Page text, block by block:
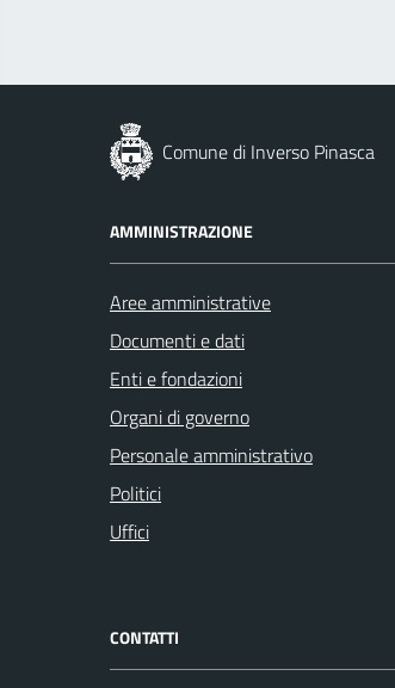
Comune di Inverso Pinasca
AMMINISTRAZIONE
Aree amministrative
Documenti e dati
Enti e fondazioni
Organi di governo
Personale amministrativo
Politici
Uffici
CONTATTI